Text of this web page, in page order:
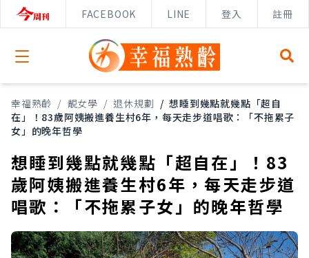
FACEBOOK LINE 登入 註冊
Open menu
幸福熟齡 / 靚女學 / 退休規劃 / 想睡到幾點就幾點「超自
在」！83歲阿姨搬進養生村6年，每天走步道唱歌：「不拖累子
女」的晚年哲學
想睡到幾點就幾點「超自在」！83
歲阿姨搬進養生村6年，每天走步道
唱歌：「不拖累子女」的晚年哲學